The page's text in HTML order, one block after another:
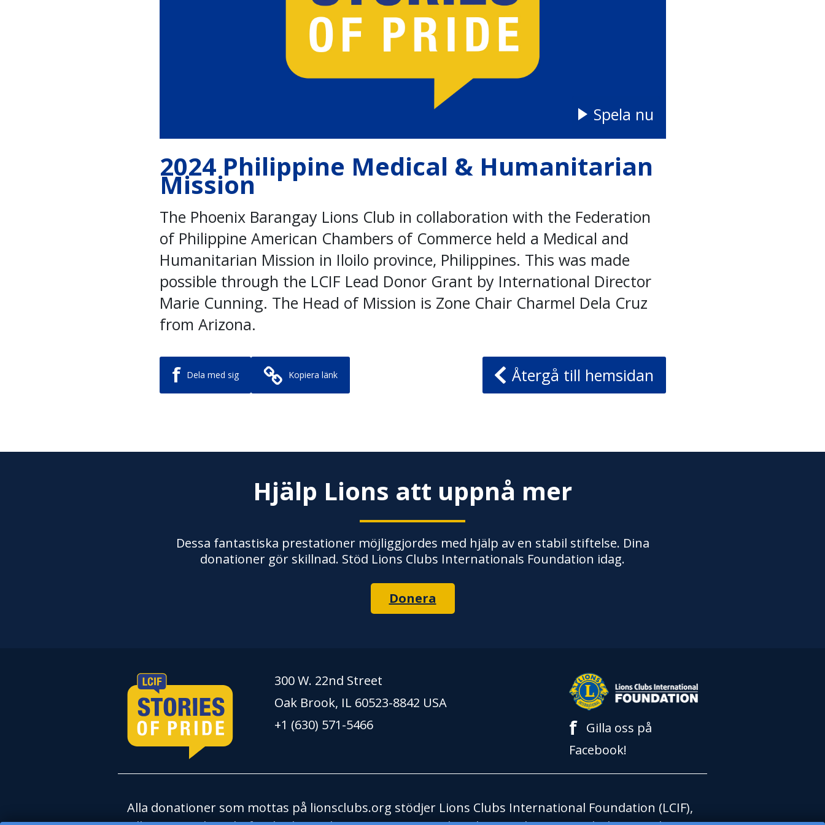
Spela nu
2024 Philippine Medical & Humanitarian
Mission
The Phoenix Barangay Lions Club in collaboration with the Federation
of Philippine American Chambers of Commerce held a Medical and
Humanitarian Mission in Iloilo province, Philippines. This was made
possible through the LCIF Lead Donor Grant by International Director
Marie Cunning. The Head of Mission is Zone Chair Charmel Dela Cruz
from Arizona.
f Dela med sig Kopiera länk Återgå till hemsidan
Hjälp Lions att uppnå mer
Dessa fantastiska prestationer möjliggjordes med hjälp av en stabil stiftelse. Dina
donationer gör skillnad. Stöd Lions Clubs Internationals Foundation idag.
Donera
300 W. 22nd Street
Oak Brook, IL 60523-8842 USA
+1 (630) 571-5466
f Gilla oss på
Facebook!
Alla donationer som mottas på lionsclubs.org stödjer Lions Clubs International Foundation (LCIF),